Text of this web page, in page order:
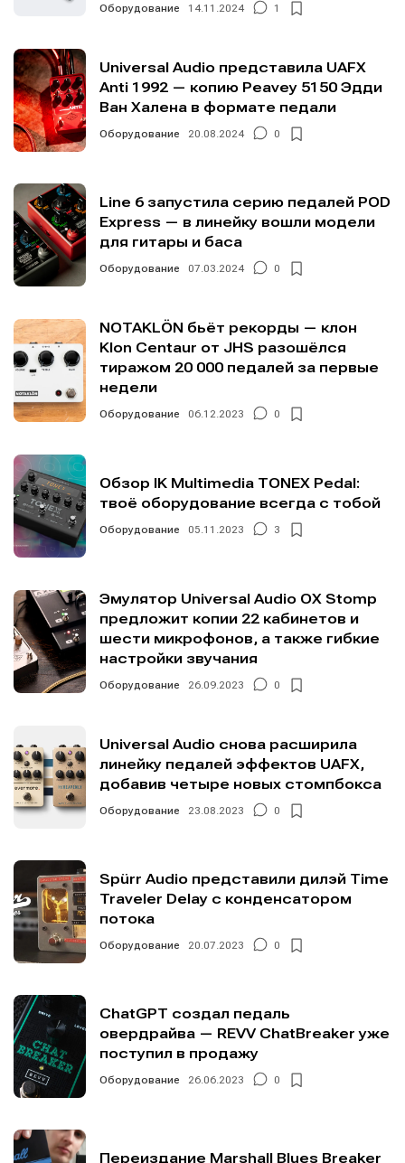
Оборудование 14.11.2024 1
Universal Audio представила UAFX
Anti 1992 — копию Peavey 5150 Эдди
Ван Халена в формате педали
Оборудование 20.08.2024 0
Line 6 запустила серию педалей POD
Express — в линейку вошли модели
для гитары и баса
Оборудование 07.03.2024 0
NOTAKLÖN бьёт рекорды — клон
Klon Centaur от JHS разошёлся
тиражом 20 000 педалей за первые
недели
Оборудование 06.12.2023 0
Обзор IK Multimedia TONEX Pedal:
твоё оборудование всегда с тобой
Оборудование 05.11.2023 3
Эмулятор Universal Audio OX Stomp
предложит копии 22 кабинетов и
шести микрофонов, а также гибкие
настройки звучания
Оборудование 26.09.2023 0
Universal Audio снова расширила
линейку педалей эффектов UAFX,
добавив четыре новых стомпбокса
Оборудование 23.08.2023 0
Spürr Audio представили дилэй Time
Traveler Delay с конденсатором
потока
Оборудование 20.07.2023 0
ChatGPT создал педаль
овердрайва — REVV ChatBreaker уже
поступил в продажу
Оборудование 26.06.2023 0
Переиздание Marshall Blues Breaker